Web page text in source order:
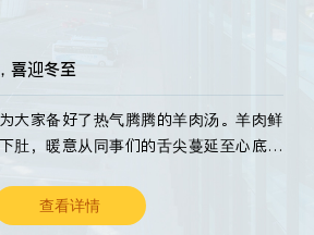
喜迎冬至
大家备好了热气腾腾的羊肉汤。羊肉鲜
肚，暖意从同事们的舌尖蔓延至心底。
查看详情